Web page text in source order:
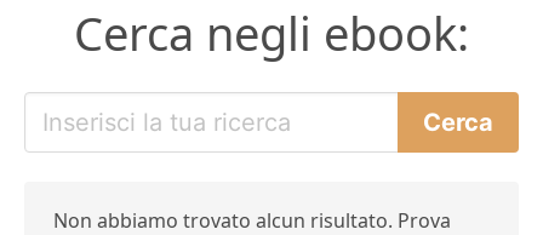
Cerca negli ebook:
Non abbiamo trovato alcun risultato. Prova